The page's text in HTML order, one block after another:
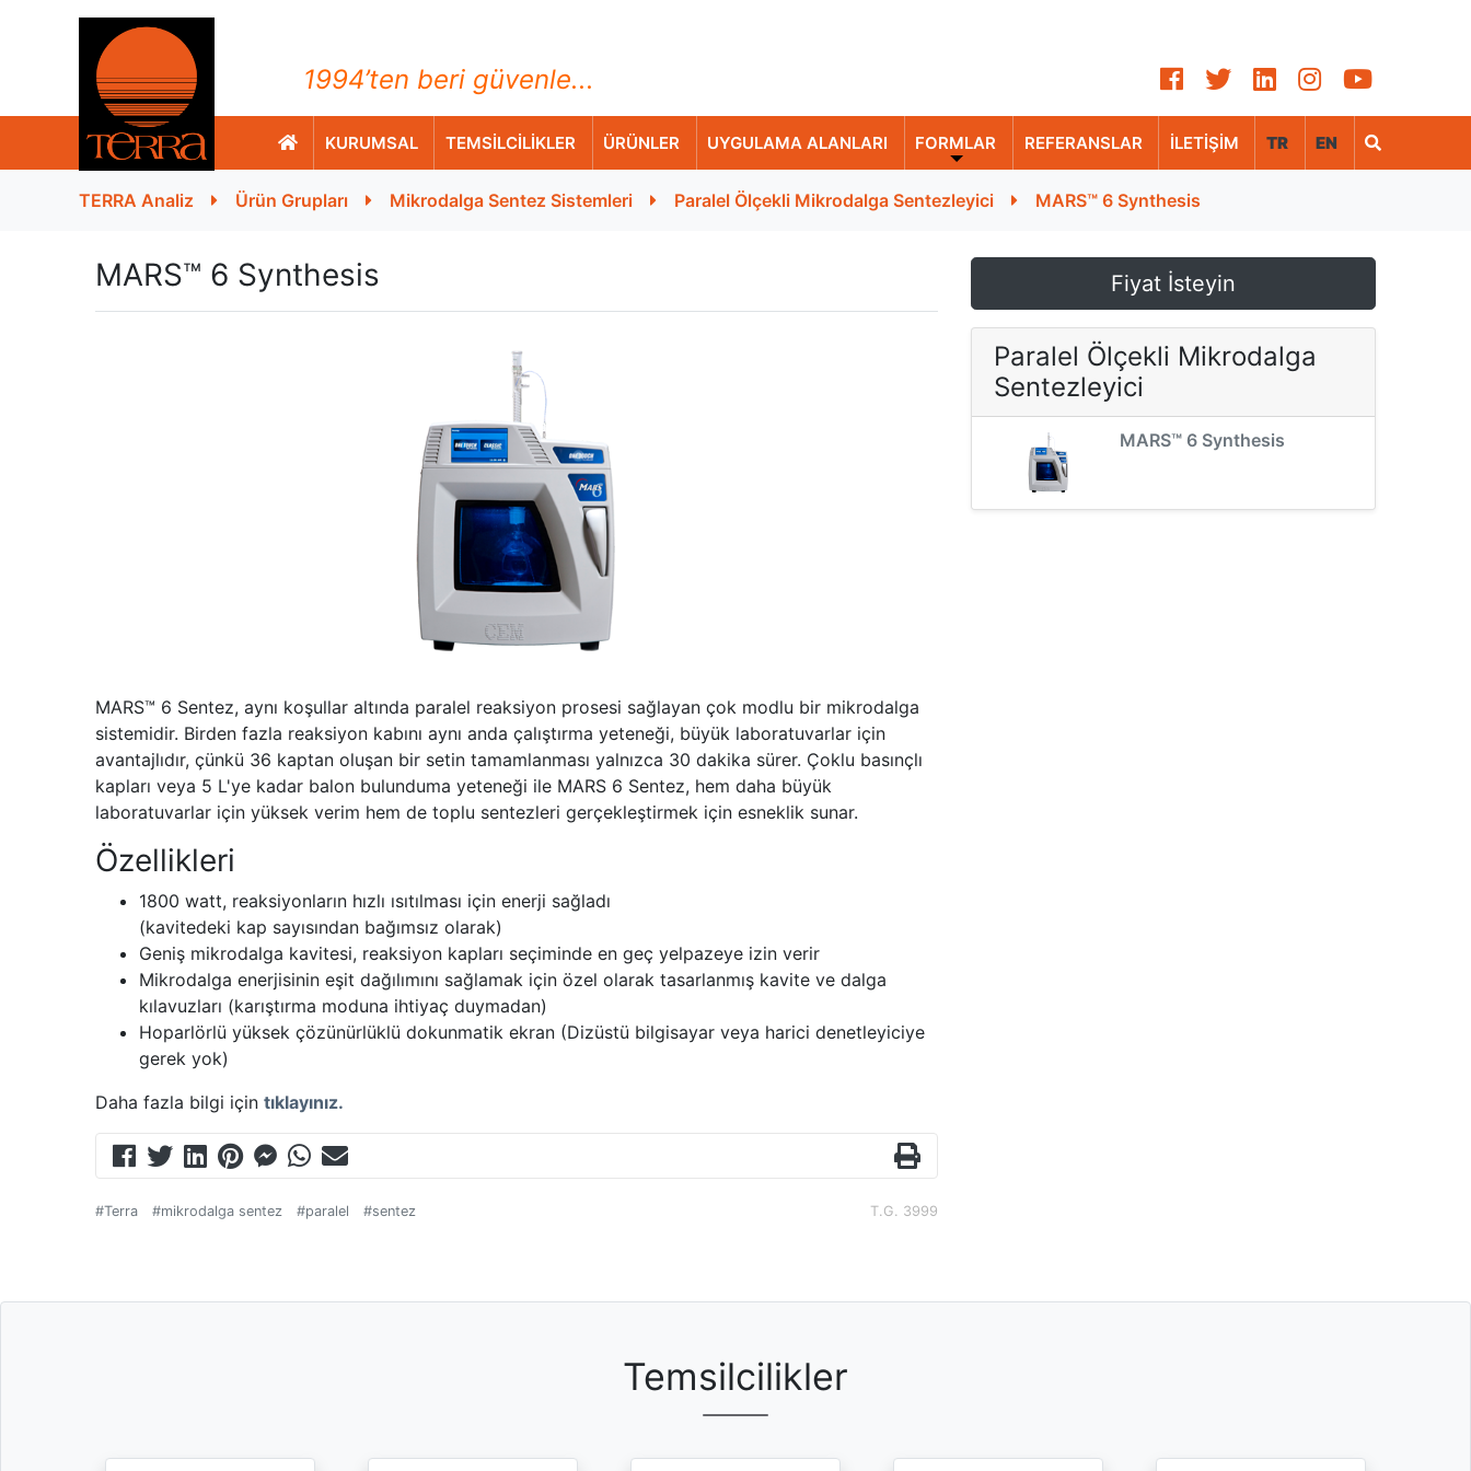
TERRA Analiz ve Ölçüm Cihazları Ticaret A.Ş.
1994’ten beri güvenle...
KURUMSAL TEMSİLCİLİKLER ÜRÜNLER UYGULAMA ALANLARI FORMLAR REFERANSLAR İLETİŞİM TR EN
TERRA Analiz Ürün Grupları Mikrodalga Sentez Sistemleri Paralel Ölçekli Mikrodalga Sentezleyici MARS™ 6 Synthesis
MARS™ 6 Synthesis
MARS™ 6 Sentez, aynı koşullar altında paralel reaksiyon prosesi sağlayan çok modlu bir mikrodalga
sistemidir. Birden fazla reaksiyon kabını aynı anda çalıştırma yeteneği, büyük laboratuvarlar için
avantajlıdır, çünkü 36 kaptan oluşan bir setin tamamlanması yalnızca 30 dakika sürer. Çoklu basınçlı
kapları veya 5 L'ye kadar balon bulunduma yeteneği ile MARS 6 Sentez, hem daha büyük
laboratuvarlar için yüksek verim hem de toplu sentezleri gerçekleştirmek için esneklik sunar.
Özellikleri
1800 watt, reaksiyonların hızlı ısıtılması için enerji sağladı
(kavitedeki kap sayısından bağımsız olarak)
Geniş mikrodalga kavitesi, reaksiyon kapları seçiminde en geç yelpazeye izin verir
Mikrodalga enerjisinin eşit dağılımını sağlamak için özel olarak tasarlanmış kavite ve dalga
kılavuzları (karıştırma moduna ihtiyaç duymadan)
Hoparlörlü yüksek çözünürlüklü dokunmatik ekran (Dizüstü bilgisayar veya harici denetleyiciye
gerek yok)
Daha fazla bilgi için tıklayınız.
T.G. 3999
#Terra #mikrodalga sentez #paralel #sentez
Fiyat İsteyin
Paralel Ölçekli Mikrodalga
Sentezleyici
MARS™ 6 Synthesis
Temsilcilikler